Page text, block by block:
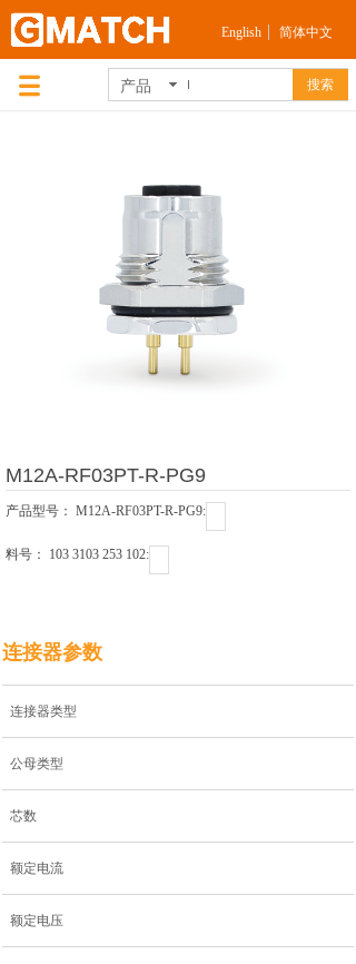
English 简体中文
产品 搜索
M12A-RF03PT-R-PG9
产品型号： M12A-RF03PT-R-PG9ㅤㅤㅤㅤㅤㅤㅤㅤㅤㅤㅤㅤ:
料号： 103 3103 253 102ㅤㅤㅤㅤㅤㅤㅤㅤㅤㅤ:
连接器参数
连接器类型
公母类型
芯数
额定电流
额定电压